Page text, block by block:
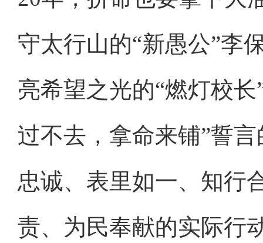
守太行山的“新愚公”李
亮希望之光的“燃灯校
过不去，拿命来铺”誓
忠诚、表里如一、知行
责、为民奉献的实际行